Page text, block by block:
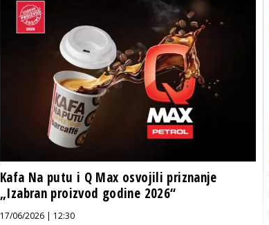
Kafa Na putu i Q Max osvojili priznanje
„Izabran proizvod godine 2026“
17/06/2026 | 12:30